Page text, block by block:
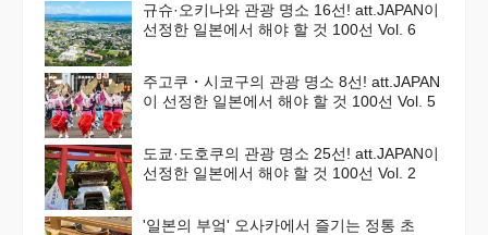
규슈·오키나와 관광 명소 16선! att.JAPAN이
선정한 일본에서 해야 할 것 100선 Vol. 6
주고쿠・시코구의 관광 명소 8선! att.JAPAN
이 선정한 일본에서 해야 할 것 100선 Vol. 5
도쿄·도호쿠의 관광 명소 25선! att.JAPAN이
선정한 일본에서 해야 할 것 100선 Vol. 2
'일본의 부엌' 오사카에서 즐기는 정통 초